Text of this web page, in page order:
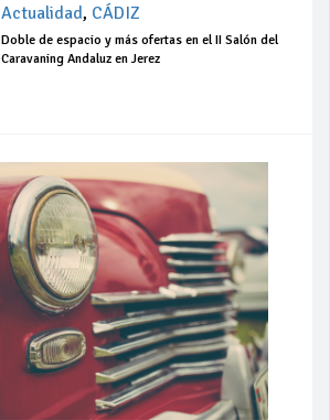
Actualidad, CÁDIZ
Doble de espacio y más ofertas en el II Salón del
Caravaning Andaluz en Jerez